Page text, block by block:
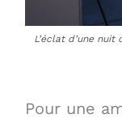
L’éclat d’une
Pour une